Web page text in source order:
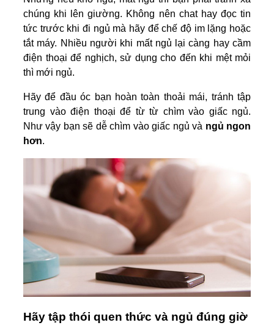
chúng khi lên giường. Không nên chat hay đọc tin
tức trước khi đi ngủ mà hãy để chế độ im lặng hoặc
tắt máy. Nhiều người khi mất ngủ lại càng hay cầm
điện thoại để nghịch, sử dụng cho đến khi mệt mỏi
thì mới ngủ.
Hãy để đầu óc bạn hoàn toàn thoải mái, tránh tập
trung vào điện thoại để từ từ chìm vào giấc ngủ.
Như vậy bạn sẽ dễ chìm vào giấc ngủ và ngủ ngon
hơn.
Hãy tập thói quen thức và ngủ đúng giờ